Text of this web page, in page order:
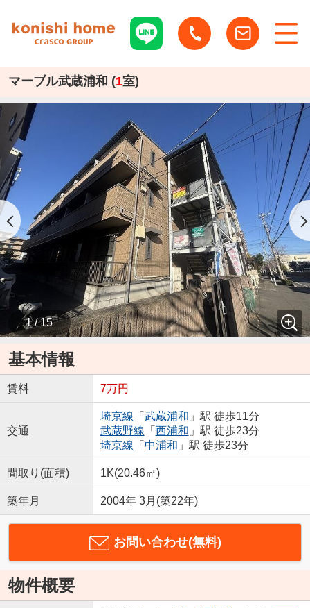
マーブル武蔵浦和 (1室)
1 / 15
基本情報
賃料 7万円
交通
埼京線 「 武蔵浦和 」駅 徒歩11分
武蔵野線 「 西浦和 」駅 徒歩23分
埼京線 「 中浦和 」駅 徒歩23分
間取り(面積) 1K(20.46㎡)
築年月 2004年 3月(築22年)
お問い合わせ(無料)
物件概要